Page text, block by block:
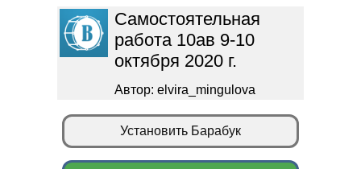
Самостоятельная
работа 10ав 9-10
октября 2020 г.
Автор: elvira_mingulova
Установить Барабук